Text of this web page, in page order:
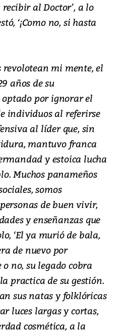
al Doctor’, a lo
‘¡Como no, si hasta
revolotean mi mente, el
años de su
por ignorar el
individuos al referirse
al líder que, sin
mantuvo franca
y estoica lucha
Muchos panameños
somos
de buen vivir,
y enseñanzas que
‘El ya murió de bala,
de nuevo por
no, su legado cobra
practica de su gestión.
sus natas y folklóricas
luces largas y cortas,
cosmética, a la